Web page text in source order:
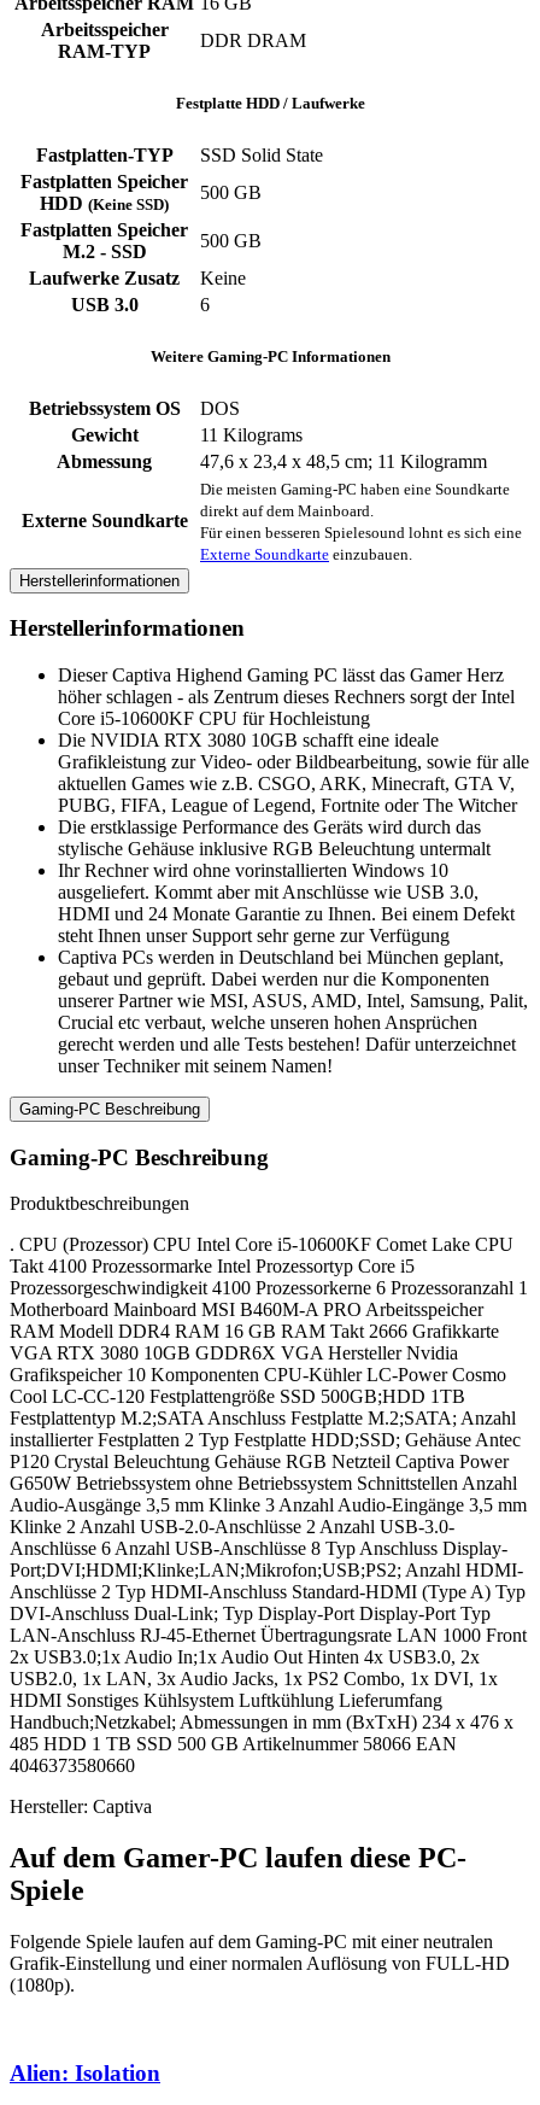
Arbeitsspeicher
RAM-TYP
‎DDR DRAM
Festplatte HDD / Laufwerke
Fastplatten-TYP
‎SSD ‎Solid State
Fastplatten Speicher
HDD (Keine SSD)
500 GB
Fastplatten Speicher
M.2 - SSD
500 GB
Laufwerke Zusatz
‎Keine
USB 3.0
‎6
Weitere Gaming-PC Informationen
Betriebssystem OS
DOS
Gewicht
‎11 Kilograms
Abmessung
‎47,6 x 23,4 x 48,5 cm; 11 Kilogramm
Externe Soundkarte
Die meisten Gaming-PC haben eine Soundkarte
direkt auf dem Mainboard.
Für einen besseren Spielesound lohnt es sich eine
Externe Soundkarte einzubauen.
Herstellerinformationen
Herstellerinformationen
Dieser Captiva Highend Gaming PC lässt das Gamer Herz
höher schlagen - als Zentrum dieses Rechners sorgt der Intel
Core i5-10600KF CPU für Hochleistung
Die NVIDIA RTX 3080 10GB schafft eine ideale
Grafikleistung zur Video- oder Bildbearbeitung, sowie für alle
aktuellen Games wie z.B. CSGO, ARK, Minecraft, GTA V,
PUBG, FIFA, League of Legend, Fortnite oder The Witcher
Die erstklassige Performance des Geräts wird durch das
stylische Gehäuse inklusive RGB Beleuchtung untermalt
Ihr Rechner wird ohne vorinstallierten Windows 10
ausgeliefert. Kommt aber mit Anschlüsse wie USB 3.0,
HDMI und 24 Monate Garantie zu Ihnen. Bei einem Defekt
steht Ihnen unser Support sehr gerne zur Verfügung
Captiva PCs werden in Deutschland bei München geplant,
gebaut und geprüft. Dabei werden nur die Komponenten
unserer Partner wie MSI, ASUS, AMD, Intel, Samsung, Palit,
Crucial etc verbaut, welche unseren hohen Ansprüchen
gerecht werden und alle Tests bestehen! Dafür unterzeichnet
unser Techniker mit seinem Namen!
Gaming-PC Beschreibung
Gaming-PC Beschreibung
Produktbeschreibungen
. CPU (Prozessor) CPU Intel Core i5-10600KF Comet Lake CPU
Takt 4100 Prozessormarke Intel Prozessortyp Core i5
Prozessorgeschwindigkeit 4100 Prozessorkerne 6 Prozessoranzahl 1
Motherboard Mainboard MSI B460M-A PRO Arbeitsspeicher
RAM Modell DDR4 RAM 16 GB RAM Takt 2666 Grafikkarte
VGA RTX 3080 10GB GDDR6X VGA Hersteller Nvidia
Grafikspeicher 10 Komponenten CPU-Kühler LC-Power Cosmo
Cool LC-CC-120 Festplattengröße SSD 500GB;HDD 1TB
Festplattentyp M.2;SATA Anschluss Festplatte M.2;SATA; Anzahl
installierter Festplatten 2 Typ Festplatte HDD;SSD; Gehäuse Antec
P120 Crystal Beleuchtung Gehäuse RGB Netzteil Captiva Power
G650W Betriebssystem ohne Betriebssystem Schnittstellen Anzahl
Audio-Ausgänge 3,5 mm Klinke 3 Anzahl Audio-Eingänge 3,5 mm
Klinke 2 Anzahl USB-2.0-Anschlüsse 2 Anzahl USB-3.0-
Anschlüsse 6 Anzahl USB-Anschlüsse 8 Typ Anschluss Display-
Port;DVI;HDMI;Klinke;LAN;Mikrofon;USB;PS2; Anzahl HDMI-
Anschlüsse 2 Typ HDMI-Anschluss Standard-HDMI (Type A) Typ
DVI-Anschluss Dual-Link; Typ Display-Port Display-Port Typ
LAN-Anschluss RJ-45-Ethernet Übertragungsrate LAN 1000 Front
2x USB3.0;1x Audio In;1x Audio Out Hinten 4x USB3.0, 2x
USB2.0, 1x LAN, 3x Audio Jacks, 1x PS2 Combo, 1x DVI, 1x
HDMI Sonstiges Kühlsystem Luftkühlung Lieferumfang
Handbuch;Netzkabel; Abmessungen in mm (BxTxH) 234 x 476 x
485 HDD 1 TB SSD 500 GB Artikelnummer 58066 EAN
4046373580660
Hersteller: Captiva
Auf dem Gamer-PC laufen diese PC-
Spiele
Folgende Spiele laufen auf dem Gaming-PC mit einer neutralen
Grafik-Einstellung und einer normalen Auflösung von FULL-HD
(1080p).
Alien: Isolation